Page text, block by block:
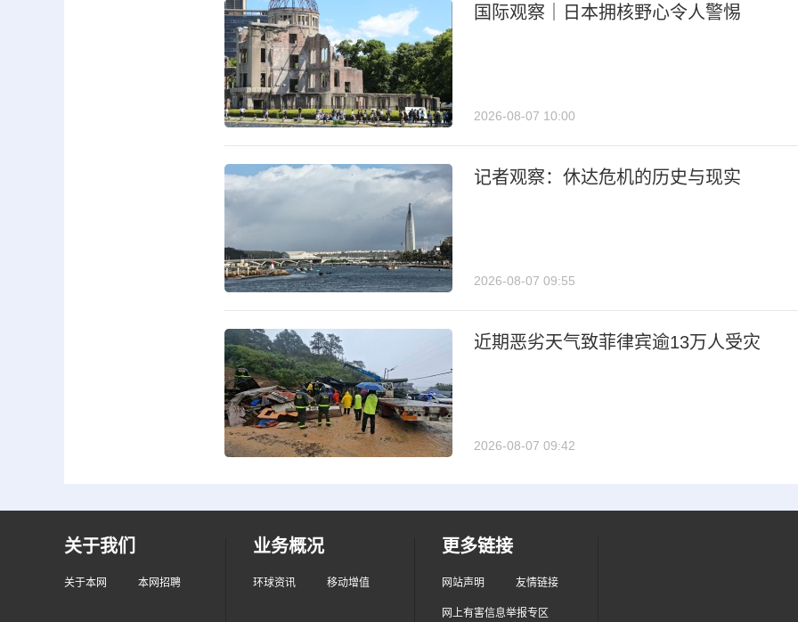
国际观察｜日本拥核野心令人警惕
2026-08-07 10:00
记者观察：休达危机的历史与现实
2026-08-07 09:55
近期恶劣天气致菲律宾逾13万人受灾
2026-08-07 09:42
关于我们
关于本网 本网招聘
业务概况
环球资讯 移动增值
更多链接
网站声明 友情链接
网上有害信息举报专区